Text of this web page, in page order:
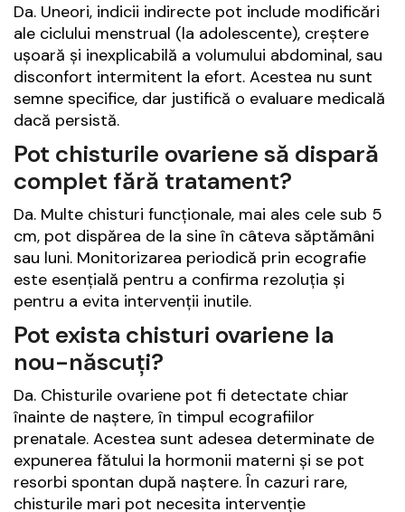
Da. Uneori, indicii indirecte pot include modificări
ale ciclului menstrual (la adolescente), creștere
ușoară și inexplicabilă a volumului abdominal, sau
disconfort intermitent la efort. Acestea nu sunt
semne specifice, dar justifică o evaluare medicală
dacă persistă.
Pot chisturile ovariene să dispară
complet fără tratament?
Da. Multe chisturi funcționale, mai ales cele sub 5
cm, pot dispărea de la sine în câteva săptămâni
sau luni. Monitorizarea periodică prin ecografie
este esențială pentru a confirma rezoluția și
pentru a evita intervenții inutile.
Pot exista chisturi ovariene la
nou-născuți?
Da. Chisturile ovariene pot fi detectate chiar
înainte de naștere, în timpul ecografiilor
prenatale. Acestea sunt adesea determinate de
expunerea fătului la hormonii materni și se pot
resorbi spontan după naștere. În cazuri rare,
chisturile mari pot necesita intervenție